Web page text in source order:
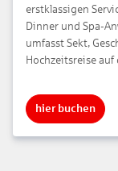
erstklassigen
Dinner und Spa-
umfasst Sekt,
Hochzeitsreise auf
hier buchen